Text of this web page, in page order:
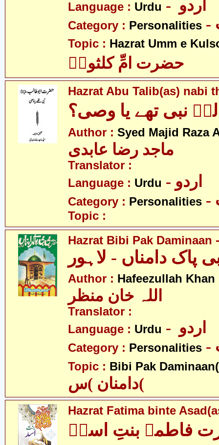
Language : Urdu
Category : Personalities
Topic : Hazrat Umm e
حضرت امِّ کلثومؑ
Hazrat Abu Talib(as) nabi
نبی تھے یا وصی؟
Author : Syed Majid Raza
ماجد رضا عابدی
Translator :
Language : Urdu - اردو
Category : Personalities
Topic :
Hazrat Bibi Pak Daminaan
Author : Hafeezullah Khan
اللہ خان منظر
Translator :
Language : Urdu
Category : Personalities
Topic : Bibi Pak
دامنان )س(
Hazrat Fatima binte
فاطمہ بنتِ اسدؑ